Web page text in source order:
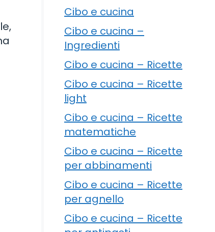
Cibo e cucina
Cibo e cucina –
Ingredienti
Cibo e cucina – Ricette
Cibo e cucina – Ricette
light
Cibo e cucina – Ricette
matematiche
Cibo e cucina – Ricette
per abbinamenti
Cibo e cucina – Ricette
per agnello
Cibo e cucina – Ricette